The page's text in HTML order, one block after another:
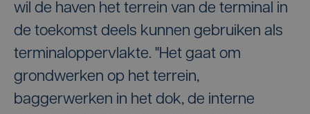
wil de haven het terrein van de terminal in
de toekomst deels kunnen gebruiken als
terminaloppervlakte. "Het gaat om
grondwerken op het terrein,
baggerwerken in het dok, de interne